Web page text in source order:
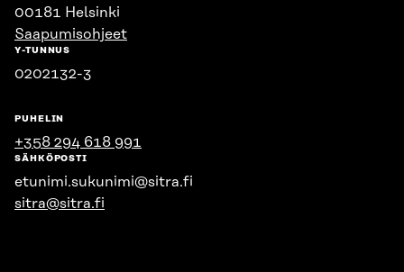
00181 Helsinki
Saapumisohjeet
Y-TUNNUS
0202132-3
PUHELIN
+358 294 618 991
SÄHKÖPOSTI
etunimi.sukunimi@sitra.fi
sitra@sitra.fi